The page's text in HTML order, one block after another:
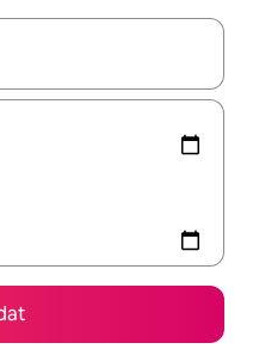
si je procházet pomocí